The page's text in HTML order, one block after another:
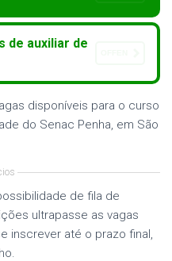
de auxiliar de
disponíveis para o curso
do Senac Penha, em São
de fila de
ultrapasse as vagas
inscrever até o prazo final,